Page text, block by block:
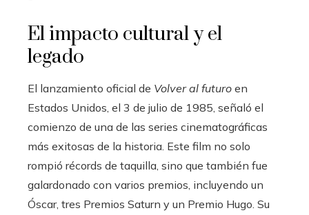
El impacto cultural y el
legado
El lanzamiento oficial de Volver al futuro en
Estados Unidos, el 3 de julio de 1985, señaló el
comienzo de una de las series cinematográficas
más exitosas de la historia. Este film no solo
rompió récords de taquilla, sino que también fue
galardonado con varios premios, incluyendo un
Óscar, tres Premios Saturn y un Premio Hugo. Su